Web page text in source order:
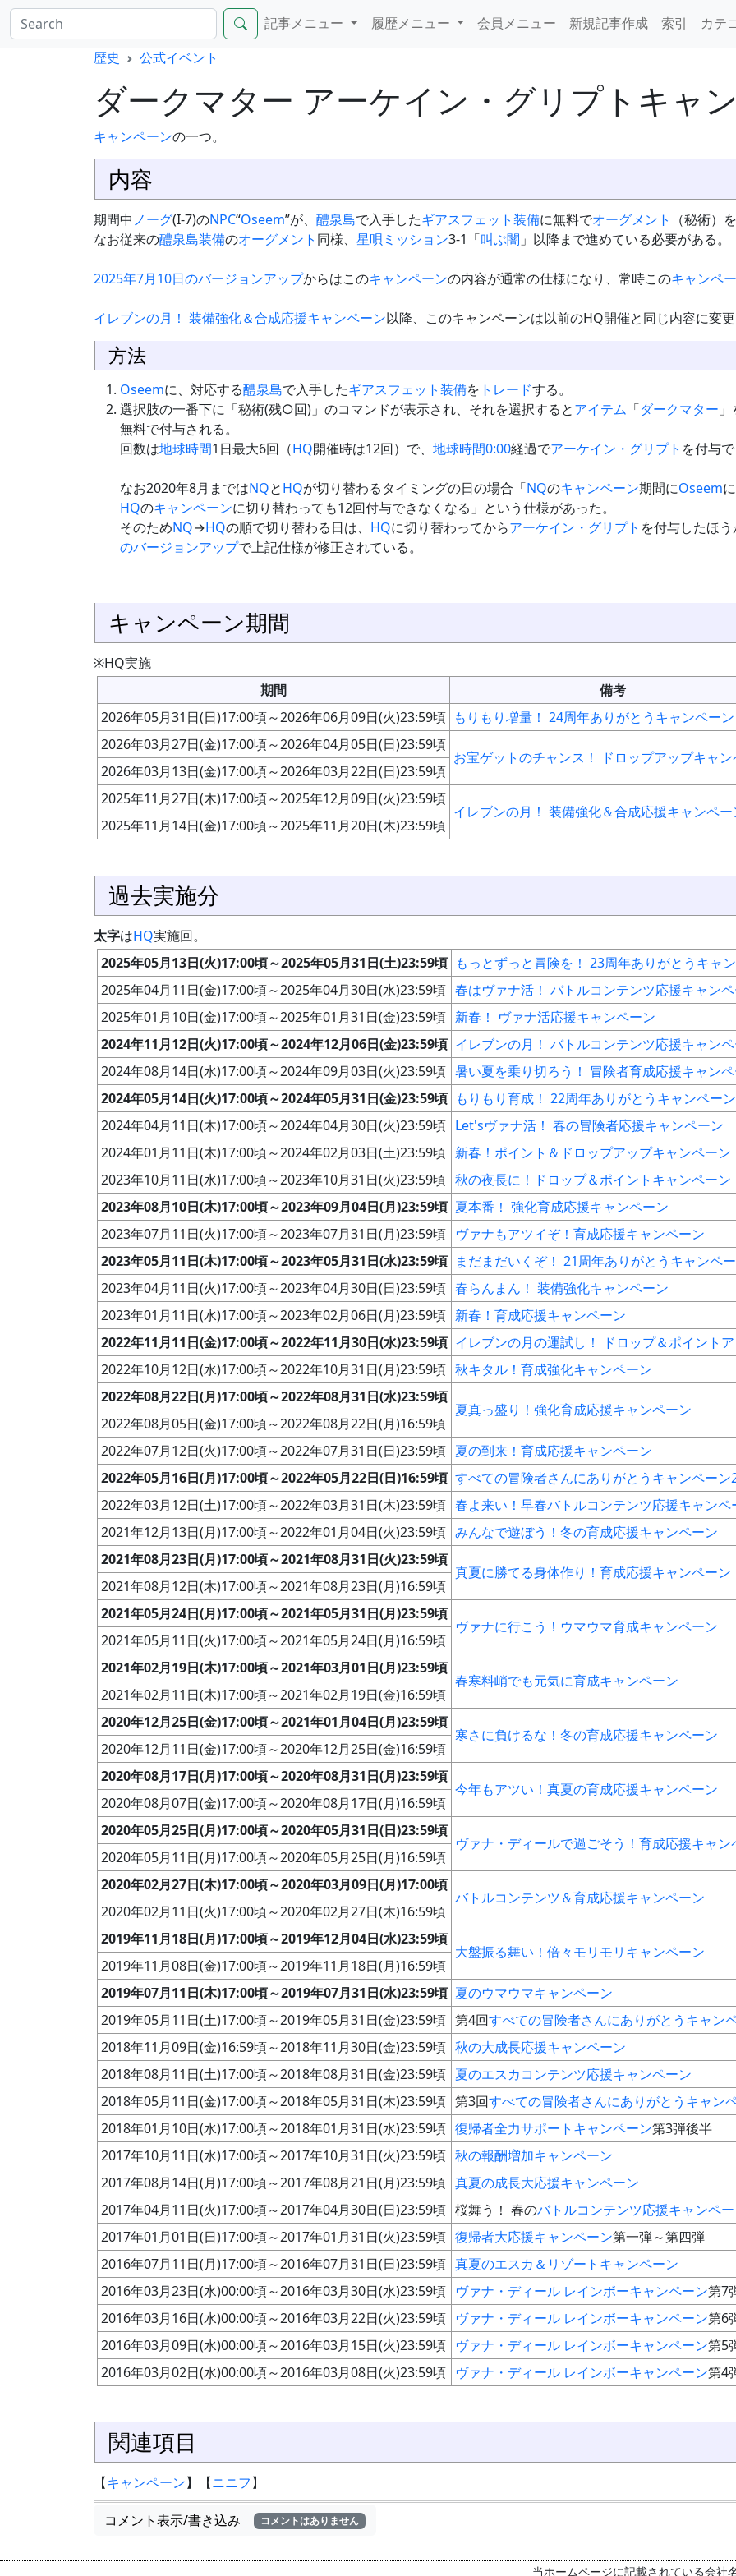
記事メニュー 履歴メニュー 会員メニュー 新規記事作成 索引 カテ
歴史
公式イベント
ダークマター アーケイン・グリプトキャ
キャンペーンの一つ。
内容
期間中 ノーグ(I-7)のNPC“Oseem”が、 醴泉島で入手したギアスフェット装備に無料でオーグメント
（秘術）
なお従来の醴泉島装備のオーグメント 同様、 星唄ミッション3-1「叫ぶ闇 」以降まで進めている必要がある。
2025年7月10日のバージョンアップからはこのキャンペーンの内容が通常の仕様になり、常時このキャンペ
イレブンの月！ 装備強化＆合成応援キャンペーン以降、このキャンペーンは以前のHQ開催と同じ内容に変
方法
Oseemに、対応する醴泉島で入手したギアスフェット装備を トレードする。
選択肢の一番下に「秘術(残○回)」のコマンドが表示され、それを選択するとアイテム 「ダークマター
無料で付与される。
回数は地球時間1日最大6回（HQ開催時は12回）で、 地球時間0:00経過でアーケイン・グリプト を付与
なお2020年8月まではNQとHQが切り替わるタイミングの日の場合「NQのキャンペーン期間にOseem
HQのキャンペーンに切り替わっても12回付与できなくなる」という仕様があった。
そのためNQ→HQの順で切り替わる日は、 HQに切り替わってからアーケイン・グリプト を付与したほう
のバージョンアップで上記仕様が修正されている。
キャンペーン期間
※HQ実施
期間
備考
2026年05月31日(日)17:00頃～2026年06月09日(火)23:59頃 もりもり増量！ 24周年ありがとうキャンペーン
2026年03月27日(金)17:00頃～2026年04月05日(日)23:59頃
お宝ゲットのチャンス！ ドロップアップキャン
2026年03月13日(金)17:00頃～2026年03月22日(日)23:59頃
2025年11月27日(木)17:00頃～2025年12月09日(火)23:59頃
イレブンの月！ 装備強化＆合成応援キャンペー
2025年11月14日(金)17:00頃～2025年11月20日(木)23:59頃
過去実施分
太字はHQ実施回。
2025年05月13日(火)17:00頃～2025年05月31日(土)23:59頃 もっとずっと冒険を！ 23周年ありがとうキャ
2025年04月11日(金)17:00頃～2025年04月30日(水)23:59頃 春はヴァナ活！ バトルコンテンツ応援キャン
2025年01月10日(金)17:00頃～2025年01月31日(金)23:59頃 新春！ ヴァナ活応援キャンペーン
2024年11月12日(火)17:00頃～2024年12月06日(金)23:59頃 イレブンの月！ バトルコンテンツ応援キャン
2024年08月14日(水)17:00頃～2024年09月03日(火)23:59頃 暑い夏を乗り切ろう！ 冒険者育成応援キャン
2024年05月14日(火)17:00頃～2024年05月31日(金)23:59頃 もりもり育成！ 22周年ありがとうキャンペーン
2024年04月11日(木)17:00頃～2024年04月30日(火)23:59頃 Let'sヴァナ活！ 春の冒険者応援キャンペーン
2024年01月11日(木)17:00頃～2024年02月03日(土)23:59頃 新春！ポイント＆ドロップアップキャンペーン
2023年10月11日(水)17:00頃～2023年10月31日(火)23:59頃 秋の夜長に！ドロップ＆ポイントキャンペーン
2023年08月10日(木)17:00頃～2023年09月04日(月)23:59頃 夏本番！ 強化育成応援キャンペーン
2023年07月11日(火)17:00頃～2023年07月31日(月)23:59頃 ヴァナもアツイぞ！育成応援キャンペーン
2023年05月11日(木)17:00頃～2023年05月31日(水)23:59頃 まだまだいくぞ！ 21周年ありがとうキャンペ
2023年04月11日(火)17:00頃～2023年04月30日(日)23:59頃 春らんまん！ 装備強化キャンペーン
2023年01月11日(水)17:00頃～2023年02月06日(月)23:59頃 新春！育成応援キャンペーン
2022年11月11日(金)17:00頃～2022年11月30日(水)23:59頃 イレブンの月の運試し！ ドロップ＆ポイント
2022年10月12日(水)17:00頃～2022年10月31日(月)23:59頃 秋キタル！育成強化キャンペーン
2022年08月22日(月)17:00頃～2022年08月31日(水)23:59頃
夏真っ盛り！強化育成応援キャンペーン
2022年08月05日(金)17:00頃～2022年08月22日(月)16:59頃
2022年07月12日(火)17:00頃～2022年07月31日(日)23:59頃 夏の到来！育成応援キャンペーン
2022年05月16日(月)17:00頃～2022年05月22日(日)16:59頃 すべての冒険者さんにありがとうキャンペーン
2022年03月12日(土)17:00頃～2022年03月31日(木)23:59頃 春よ来い！早春バトルコンテンツ応援キャンペ
2021年12月13日(月)17:00頃～2022年01月04日(火)23:59頃 みんなで遊ぼう！冬の育成応援キャンペーン
2021年08月23日(月)17:00頃～2021年08月31日(火)23:59頃
真夏に勝てる身体作り！育成応援キャンペーン
2021年08月12日(木)17:00頃～2021年08月23日(月)16:59頃
2021年05月24日(月)17:00頃～2021年05月31日(月)23:59頃
ヴァナに行こう！ウマウマ育成キャンペーン
2021年05月11日(火)17:00頃～2021年05月24日(月)16:59頃
2021年02月19日(木)17:00頃～2021年03月01日(月)23:59頃
春寒料峭でも元気に育成キャンペーン
2021年02月11日(木)17:00頃～2021年02月19日(金)16:59頃
2020年12月25日(金)17:00頃～2021年01月04日(月)23:59頃
寒さに負けるな！冬の育成応援キャンペーン
2020年12月11日(金)17:00頃～2020年12月25日(金)16:59頃
2020年08月17日(月)17:00頃～2020年08月31日(月)23:59頃
今年もアツい！真夏の育成応援キャンペーン
2020年08月07日(金)17:00頃～2020年08月17日(月)16:59頃
2020年05月25日(月)17:00頃～2020年05月31日(日)23:59頃
ヴァナ・ディールで過ごそう！育成応援キャン
2020年05月11日(月)17:00頃～2020年05月25日(月)16:59頃
2020年02月27日(木)17:00頃～2020年03月09日(月)17:00頃
バトルコンテンツ＆育成応援キャンペーン
2020年02月11日(火)17:00頃～2020年02月27日(木)16:59頃
2019年11月18日(月)17:00頃～2019年12月04日(水)23:59頃
大盤振る舞い！倍々モリモリキャンペーン
2019年11月08日(金)17:00頃～2019年11月18日(月)16:59頃
2019年07月11日(木)17:00頃～2019年07月31日(水)23:59頃 夏のウマウマキャンペーン
2019年05月11日(土)17:00頃～2019年05月31日(金)23:59頃 第4回すべての冒険者さんにありがとうキャン
2018年11月09日(金)16:59頃～2018年11月30日(金)23:59頃 秋の大成長応援キャンペーン
2018年08月11日(土)17:00頃～2018年08月31日(金)23:59頃 夏のエスカコンテンツ応援キャンペーン
2018年05月11日(金)17:00頃～2018年05月31日(木)23:59頃 第3回すべての冒険者さんにありがとうキャン
2018年01月10日(水)17:00頃～2018年01月31日(水)23:59頃 復帰者全力サポートキャンペーン第3弾後半
2017年10月11日(水)17:00頃～2017年10月31日(火)23:59頃 秋の報酬増加キャンペーン
2017年08月14日(月)17:00頃～2017年08月21日(月)23:59頃 真夏の成長大応援キャンペーン
2017年04月11日(火)17:00頃～2017年04月30日(日)23:59頃 桜舞う！ 春のバトルコンテンツ応援キャンペ
2017年01月01日(日)17:00頃～2017年01月31日(火)23:59頃 復帰者大応援キャンペーン第一弾～第四弾
2016年07月11日(月)17:00頃～2016年07月31日(日)23:59頃 真夏のエスカ＆リゾートキャンペーン
2016年03月23日(水)00:00頃～2016年03月30日(水)23:59頃 ヴァナ・ディール レインボーキャンペーン第7
2016年03月16日(水)00:00頃～2016年03月22日(火)23:59頃 ヴァナ・ディール レインボーキャンペーン第6
2016年03月09日(水)00:00頃～2016年03月15日(火)23:59頃 ヴァナ・ディール レインボーキャンペーン第5
2016年03月02日(水)00:00頃～2016年03月08日(火)23:59頃 ヴァナ・ディール レインボーキャンペーン第4
関連項目
【キャンペーン】【ニニフ】
コメント表示/書き込み コメントはありません
当ホームページに記載されている会社